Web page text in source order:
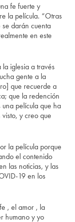
fe fuerte y
la película. “Otras
darán cuenta
en este
iglesia a través
gente a la
que recuerde a
que la redención
película que ha
y creo que
la película porque
el contenido
las noticias, y las
19 en los
, el amor , la
humano y yo